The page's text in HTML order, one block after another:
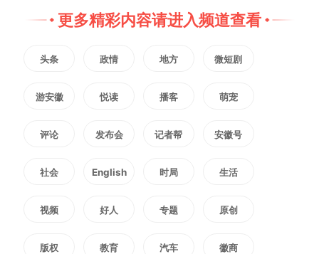
华人民共和国监狱法》第七十一条
让在押服刑人员担任商业电影主
角，不管是否出于本人意愿，客观
更多精彩内容请进入频道查看
头条 政情 地方 微短剧
游安徽 悦读 播客 萌宠
评论 发布会 记者帮 安徽号
社会 English 时局 生活
视频 好人 专题 原创
版权 教育 汽车 徽商